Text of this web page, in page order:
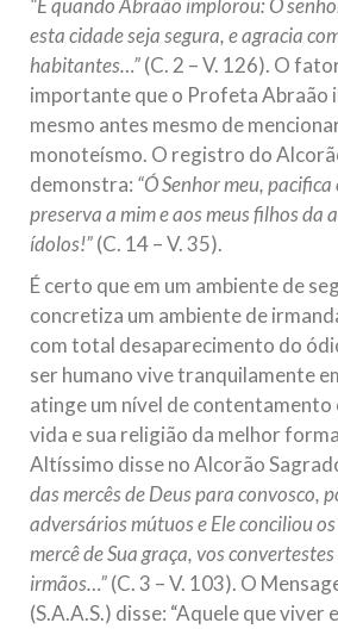
“E quando Abraão implorou: Ó
esta cidade seja segura, e agracia
habitantes…”(C. 2 – V. 126). O
importante que o Profeta Abraão
mesmo antes mesmo de
monoteísmo. O registro do
demonstra: “Ó Senhor meu,
preserva a mim e aos meus filhos da
ídolos!”(C. 14 – V. 35).
É certo que em um ambiente de
concretiza um ambiente de
com total desaparecimento do
ser humano vive tranquilamente
atinge um nível de contentamento
vida e sua religião da melhor
Altíssimo disse no Alcorão
das mercês de Deus para convosco,
adversários mútuos e Ele conciliou
mercê de Sua graça, vos
irmãos…”(C. 3 – V. 103). O
(S.A.A.S.) disse: “Aquele que viver